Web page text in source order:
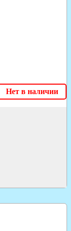
Нет в наличии